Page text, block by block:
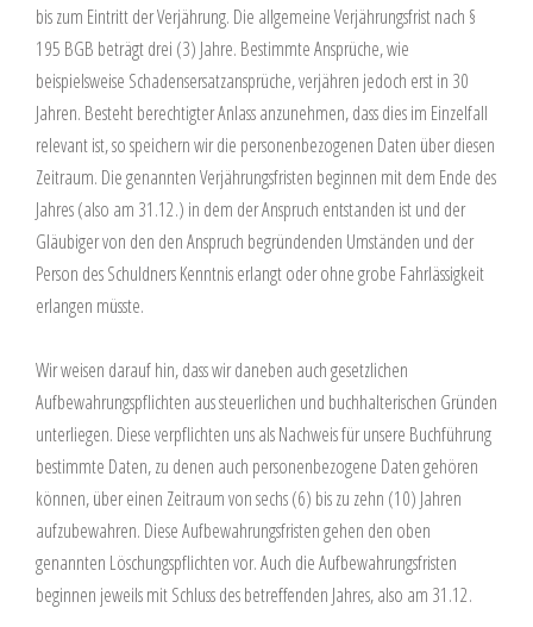
bis zum Eintritt der Verjährung. Die allgemeine Verjährungsfrist nach §
195 BGB beträgt drei (3) Jahre. Bestimmte Ansprüche, wie
beispielsweise Schadensersatzansprüche, verjähren jedoch erst in 30
Jahren. Besteht berechtigter Anlass anzunehmen, dass dies im Einzelfall
relevant ist, so speichern wir die personenbezogenen Daten über diesen
Zeitraum. Die genannten Verjährungsfristen beginnen mit dem Ende des
Jahres (also am 31.12.) in dem der Anspruch entstanden ist und der
Gläubiger von den den Anspruch begründenden Umständen und der
Person des Schuldners Kenntnis erlangt oder ohne grobe Fahrlässigkeit
erlangen müsste.
Wir weisen darauf hin, dass wir daneben auch gesetzlichen
Aufbewahrungspflichten aus steuerlichen und buchhalterischen Gründen
unterliegen. Diese verpflichten uns als Nachweis für unsere Buchführung
bestimmte Daten, zu denen auch personenbezogene Daten gehören
können, über einen Zeitraum von sechs (6) bis zu zehn (10) Jahren
aufzubewahren. Diese Aufbewahrungsfristen gehen den oben
genannten Löschungspflichten vor. Auch die Aufbewahrungsfristen
beginnen jeweils mit Schluss des betreffenden Jahres, also am 31.12.